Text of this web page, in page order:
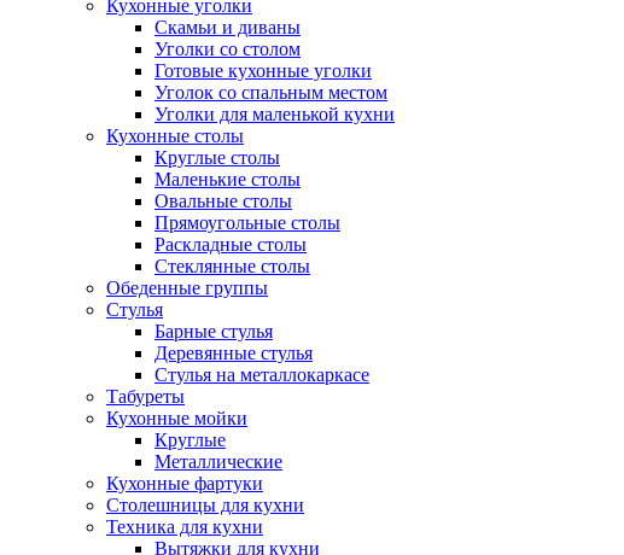
Кухонные уголки
Скамьи и диваны
Уголки со столом
Готовые кухонные уголки
Уголок со спальным местом
Уголки для маленькой кухни
Кухонные столы
Круглые столы
Маленькие столы
Овальные столы
Прямоугольные столы
Раскладные столы
Стеклянные столы
Обеденные группы
Стулья
Барные стулья
Деревянные стулья
Стулья на металлокаркасе
Табуреты
Кухонные мойки
Круглые
Металлические
Кухонные фартуки
Столешницы для кухни
Техника для кухни
Вытяжки для кухни